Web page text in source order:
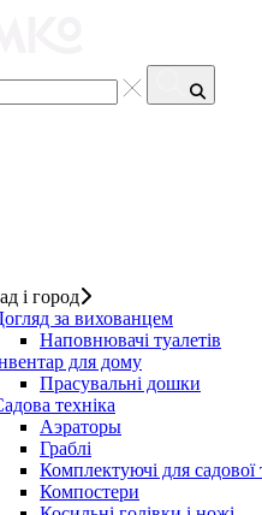
і город
за вихованцем
Наповнювачі туалетів
для дому
Прасувальні дошки
техніка
Аэраторы
Граблі
Комплектуючі для садової
Компостери